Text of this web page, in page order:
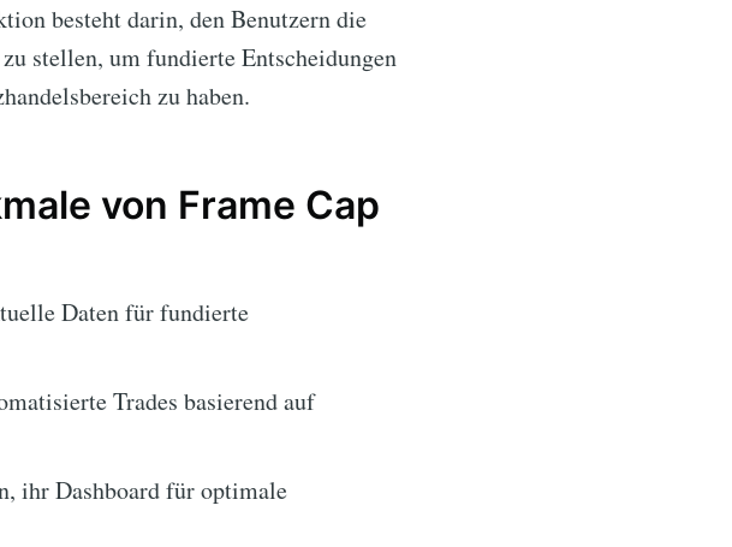
besteht darin, den Benutzern die
stellen, um fundierte Entscheidungen
zu haben.
von Frame Cap
Daten für fundierte
Trades basierend auf
ihr Dashboard für optimale